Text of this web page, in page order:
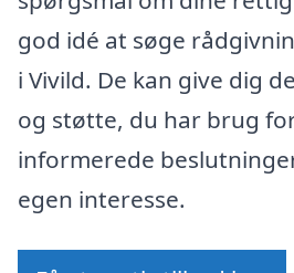
god idé at søge
i Vivild. De kan give dig
og støtte, du har brug
informerede
egen interesse.